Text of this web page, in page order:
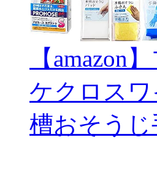
【amazon
ケクロス
槽おそう